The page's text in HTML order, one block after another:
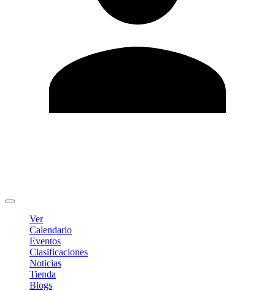
Ver
Calendario
Eventos
Clasificaciones
Noticias
Tienda
Blogs